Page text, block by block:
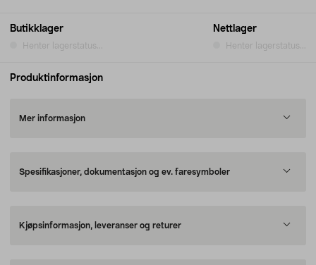
Butikklager
Henter lagerstatus...
Nettlager
Henter lagerstatus...
Produktinformasjon
Mer informasjon
Spesifikasjoner, dokumentasjon og ev. faresymboler
Kjøpsinformasjon, leveranser og returer